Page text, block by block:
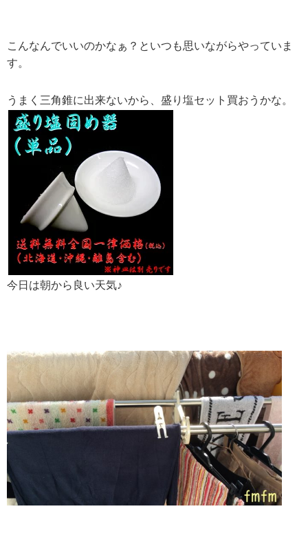
こんなんでいいのかなぁ？といつも思いながらやっていま
す。
うまく三角錐に出来ないから、盛り塩セット買おうかな。
今日は朝から良い天気♪